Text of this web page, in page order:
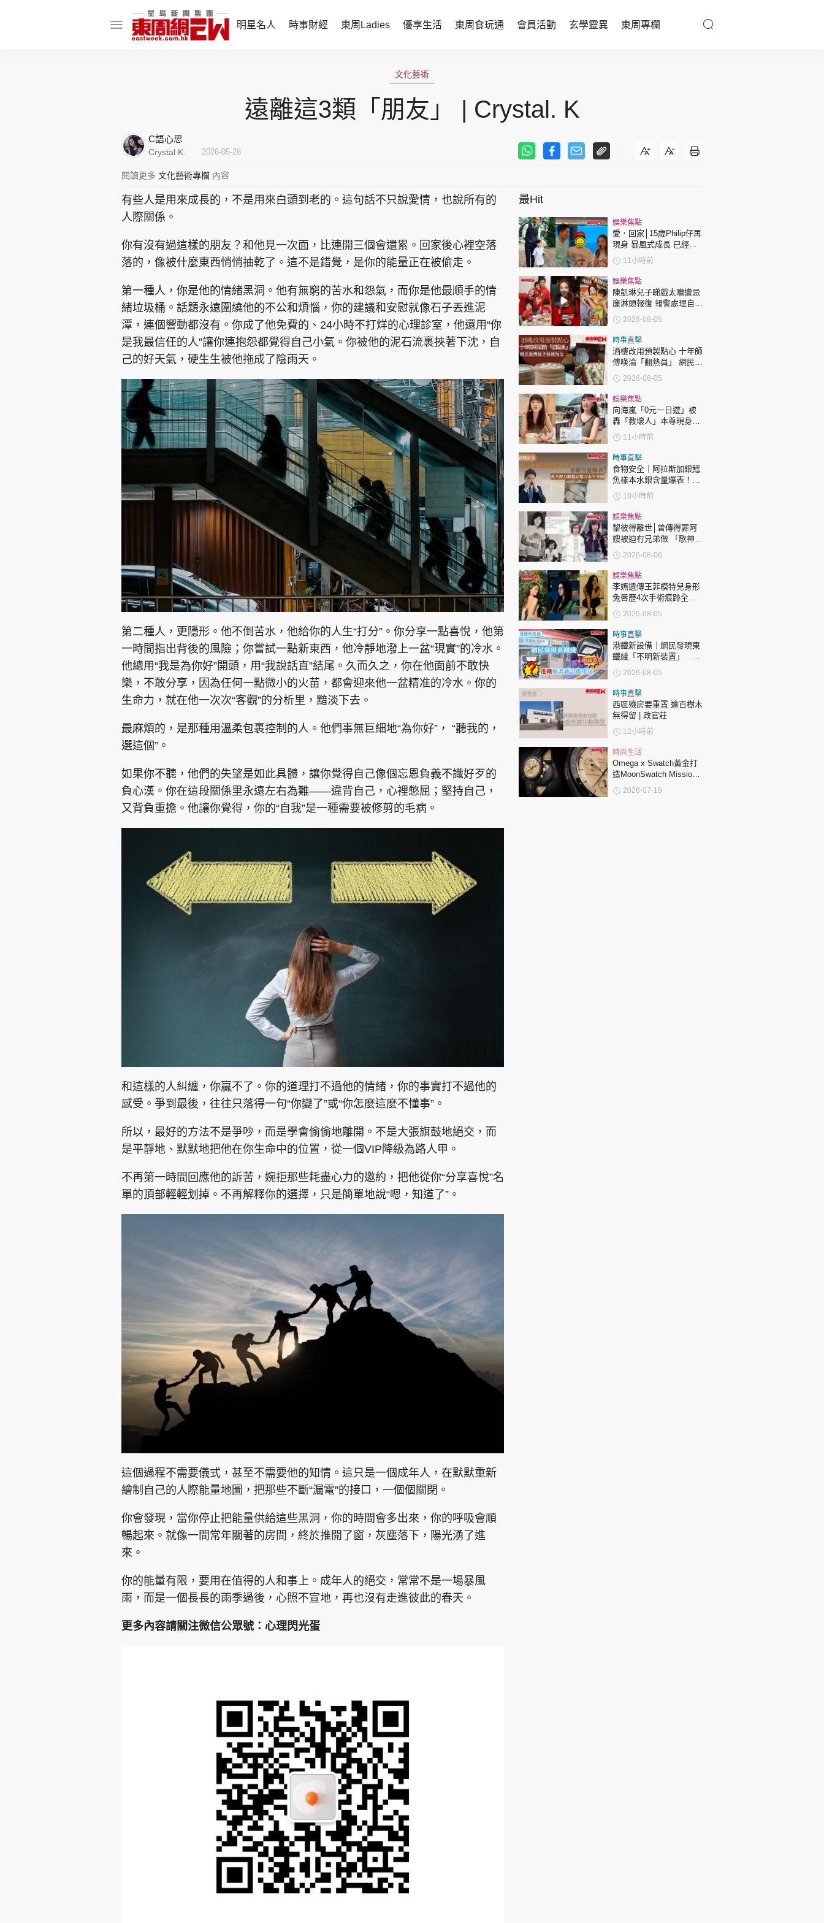
明星名人 時事財經 東周Ladies 優享生活 東周食玩通 會員活動 玄學靈異 東周專欄
東姑熱話
時事直擊
財經智庫
東周Ladies
談情說性
時尚生活 親子天地
與寵同行
東周食玩通
飲食玩樂
會員活動 玄學靈異
智富天下 李居明
緣來有理 麥玲玲
鬼靈精怪 威師兄
娛樂名人
文化藝術
時政財經
健康生活
飲食旅遊
集團旗下品牌
東周刊 cazbuyer 東Touch PCM 電腦廣場 星島頭條 星島日報 頭條日報 星島環球 The Standard 親子王
Oh!爸媽 JobMarket 頭條搵工 EDUPLUS
聯絡我們 隱私政策聲明 使用條款 版權及免責聲明 Copyright © 東周網 版權所有 . 不得轉載 ©Eastweek.com.hk. All rights reserved.
文化藝術
遠離這3類「朋友」 | Crystal. K
C語心思
Crystal K. 2026-05-28
閱讀更多 文化藝術專欄 內容
有些人是用來成長的，不是用來白頭到老的。這句話不只說愛情，也說所有的
人際關係。
你有沒有過這樣的朋友？和他見一次面，比連開三個會還累。回家後心裡空落
落的，像被什麼東西悄悄抽乾了。這不是錯覺，是你的能量正在被偷走。
第一種人，你是他的情緒黑洞。他有無窮的苦水和怨氣，而你是他最順手的情
緒垃圾桶。話題永遠圍繞他的不公和煩惱，你的建議和安慰就像石子丟進泥
潭，連個響動都沒有。你成了他免費的、24小時不打烊的心理診室，他還用“你
是我最信任的人”讓你連抱怨都覺得自己小氣。你被他的泥石流裹挾著下沈，自
己的好天氣，硬生生被他拖成了陰雨天。
第二種人，更隱形。他不倒苦水，他給你的人生“打分”。你分享一點喜悅，他第
一時間指出背後的風險；你嘗試一點新東西，他冷靜地潑上一盆“現實”的冷水。
他總用“我是為你好”開頭，用“我說話直”結尾。久而久之，你在他面前不敢快
樂，不敢分享，因為任何一點微小的火苗，都會迎來他一盆精准的冷水。你的
生命力，就在他一次次“客觀”的分析里，黯淡下去。
最麻煩的，是那種用溫柔包裹控制的人。他們事無巨細地“為你好”， “聽我的，
選這個”。
如果你不聽，他們的失望是如此具體，讓你覺得自己像個忘恩負義不識好歹的
負心漢。你在這段關係里永遠左右為難——違背自己，心裡憋屈；堅持自己，
又背負重擔。他讓你覺得，你的“自我”是一種需要被修剪的毛病。
和這樣的人糾纏，你贏不了。你的道理打不過他的情緒，你的事實打不過他的
感受。爭到最後，往往只落得一句“你變了”或“你怎麼這麼不懂事”。
所以，最好的方法不是爭吵，而是學會偷偷地離開。不是大張旗鼓地絕交，而
是平靜地、默默地把他在你生命中的位置，從一個VIP降級為路人甲。
不再第一時間回應他的訴苦，婉拒那些耗盡心力的邀約，把他從你“分享喜悅”名
單的頂部輕輕划掉。不再解釋你的選擇，只是簡單地說“嗯，知道了”。
這個過程不需要儀式，甚至不需要他的知情。這只是一個成年人，在默默重新
繪制自己的人際能量地圖，把那些不斷“漏電”的接口，一個個關閉。
你會發現，當你停止把能量供給這些黑洞，你的時間會多出來，你的呼吸會順
暢起來。就像一間常年關著的房間，終於推開了窗，灰塵落下，陽光湧了進
來。
你的能量有限，要用在值得的人和事上。成年人的絕交，常常不是一場暴風
雨，而是一個長長的雨季過後，心照不宣地，再也沒有走進彼此的春天。
更多內容請關注微信公眾號：心理閃光蛋
最Hit
娛樂焦點
愛．回家│15歲Philip仔再
現身 暴風式成長 已經高
過「三太」樊亦敏！
11小時前
娛樂焦點
陳凱琳兒子睇戲太嘈遭忌
廉淋頭報復 報警處理自責
護子不力 歐錦棠陳倩揚齊
表態「媽媽有責任」
2026-08-05
時事直擊
酒樓改用預製點心 十年師
傅嘆淪「翻熱員」 網民憂
傳統手藝被淘汰
2026-08-05
娛樂焦點
向海嵐「0元一日遊」被
轟「教壞人」本尊現身回
應網民
11小時前
時事直擊
食物安全｜阿拉斯加銀鱈
魚樣本水銀含量爆表！或
令視力聽覺記憶力永久受
損
10小時前
娛樂焦點
黎彼得離世│曾傳得罪阿
嫂被迫冇兄弟做 「歌神」
許冠傑親筆撰寫悼念忘友
2026-08-06
娛樂焦點
李嫣遺傳王菲模特兒身形
兔唇歷4次手術痕跡全消
變身美少女顏值升級
2026-08-05
時事直擊
港鐵新設備｜網民發現東
鐵綫「不明新裝置」 港
鐵解畫新設備用途
2026-08-05
時事直擊
西區殮房要重置 逾百樹木
無得留 | 政官莊
12小時前
時尚生活
Omega x Swatch黃金打
造MoonSwatch Mission
to the Moon 1969！要答
啱32條問題先買到？
2026-07-19